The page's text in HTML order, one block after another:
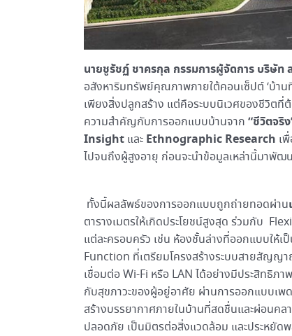
นายชูรัชฏ์ ชาครกุล กรรมการผู้จัดการ บริษั
อสังหาริมทรัพย์คุณภาพภายใต้คอนเซ็ปต์ ‘บ้าน
เพียงสิ่งปลูกสร้าง แต่คือระบบนิเวศของชีวิตที่
ความสำคัญกับการออกแบบบ้านจาก “ชีวิตจริ
Insight และ Ethnographic Research เ
ไปจนถึงผู้สูงอายุ ก่อนจะนำข้อมูลเหล่านี้มาพัฒ
ทั้งนี้ผลลัพธ์ของการออกแบบถูกถ่ายทอดผ่าน
ตารางเมตรให้เกิดประโยชน์สูงสุด ร่วมกับ
แต่ละครอบครัว เช่น ห้องชั้นล่างที่ออกแบบให้
Function ที่เตรียมโครงสร้างระบบสายสัญญา
เชื่อมต่อ Wi-Fi หรือ LAN ได้อย่างมีประสิทธิ
กับสุขภาวะของผู้อยู่อาศัย ผ่านการออกแบบเพ
สร้างบรรยากาศภายในบ้านที่สดชื่นและผ่อนค
ปลอดภัย เป็นมิตรต่อสิ่งแวดล้อม และประหยัด